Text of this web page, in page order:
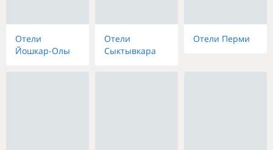
Отели
Йошкар-Олы
Отели
Сыктывкара
Отели Перми